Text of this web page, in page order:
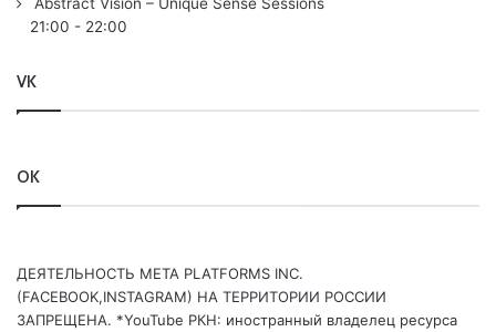
12. Ahmed Helmy – King’s Battle /SUANDA/
14. /CLASSIQUE/ Bart Claessen – Playmo (1st Play)
Понравился выпуск?
21:00 - 22:00
VK
OK
ДЕЯТЕЛЬНОСТЬ МЕТА PLATFORMS INC.
(FACEBOOK,INSTAGRAM) НА ТЕРРИТОРИИ РОССИИ
ЗАПРЕЩЕНА. *YouTube РКН: иностранный владелец ресурса